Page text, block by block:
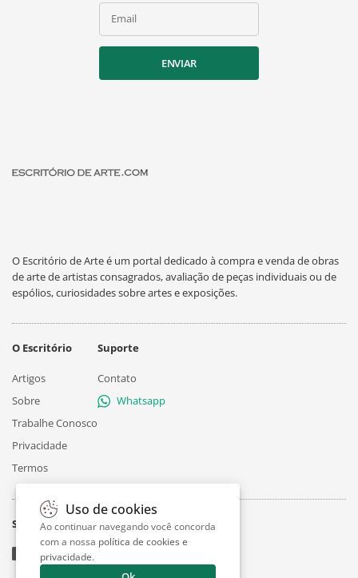
Email
ENVIAR
O Escritório de Arte é um portal dedicado à compra e venda de obras
de arte de artistas consagrados, avaliação de peças individuais ou de
espólios, curiosidades sobre artes e exposições.
O Escritório
Artigos
Sobre
Trabalhe Conosco
Privacidade
Termos
Suporte
Contato
Whatsapp
Siga
Uso de cookies
Ao continuar navegando você concorda
com a nossa política de cookies e
privacidade.